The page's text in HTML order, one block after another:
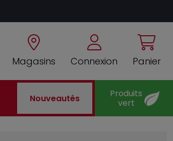
Magasins Connexion Panier
Nouveautés
Produits
vert